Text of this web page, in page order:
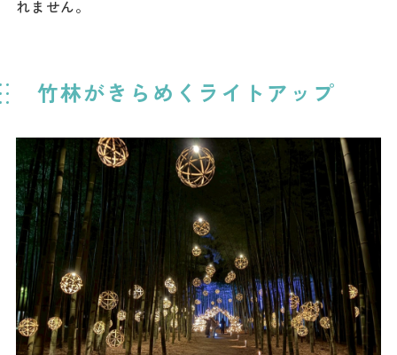
れません。
竹林がきらめくライトアップ